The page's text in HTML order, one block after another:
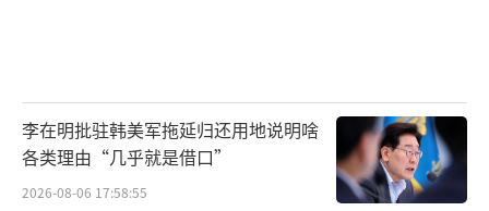
李在明批驻韩美军拖延归还用地说明啥
各类理由“几乎就是借口”
2026-08-06 17:58:55